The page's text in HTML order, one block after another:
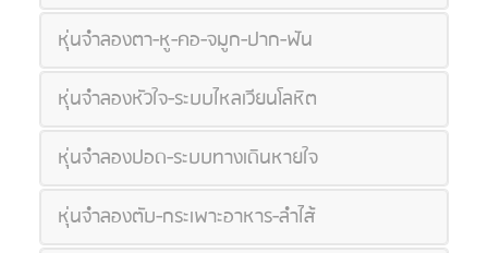
หุ่นจำลองตา-หู-คอ-จมูก-ปาก-ฟัน
หุ่นจำลองหัวใจ-ระบบไหลเวียนโลหิต
หุ่นจำลองปอด-ระบบทางเดินหายใจ
หุ่นจำลองตับ-กระเพาะอาหาร-ลำไส้